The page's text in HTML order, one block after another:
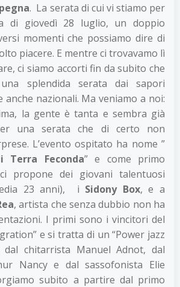
. La serata di cui vi stiamo per
di giovedì 28 luglio, un doppio
momenti che possiamo dire di
piacere. E mentre ci trovavamo lì
ci siamo accorti fin da subito che
splendida serata dai sapori
nazionali. Ma veniamo a noi:
la gente è tanta e sembra già
una serata che di certo non
L’evento ospitato ha nome ”
Terra Feconda” e come primo
propone dei giovani talentuosi
23 anni), i Sidony Box, e a
, artista che senza dubbio non ha
I primi sono i vincitori del
e si tratta di un “Power jazz
dal chitarrista Manuel Adnot, dal
Nancy e dal sassofonista Elie
subito a partire dal primo